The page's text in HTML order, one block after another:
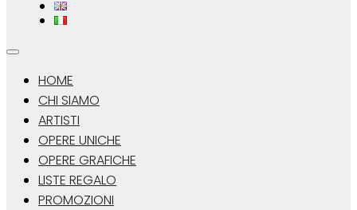
HOME
CHI SIAMO
ARTISTI
OPERE UNICHE
OPERE GRAFICHE
LISTE REGALO
PROMOZIONI